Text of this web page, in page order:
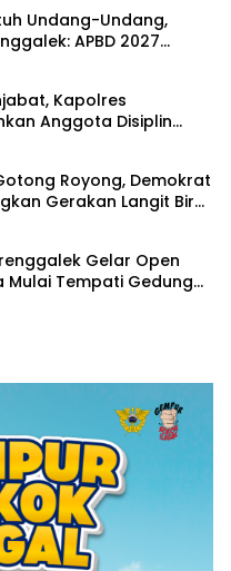
Undang-Undang,
APBD 2027
Kapolres
Anggota Disiplin
Royong, Demokrat
Gerakan Langit Biru
Gelar Open
Mulai Tempati Gedung